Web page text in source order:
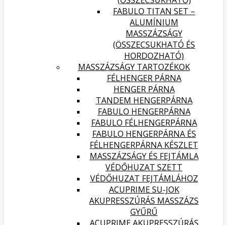
FABULO TITAN SET –
ALUMÍNIUM
MASSZÁZSÁGY
(ÖSSZECSUKHATÓ ÉS
HORDOZHATÓ)
MASSZÁZSÁGY TARTOZÉKOK
FÉLHENGER PÁRNA
HENGER PÁRNA
TANDEM HENGERPÁRNA
FABULO HENGERPÁRNA
FABULO FÉLHENGERPÁRNA
FABULO HENGERPÁRNA ÉS
FÉLHENGERPÁRNA KÉSZLET
MASSZÁZSÁGY ÉS FEJTÁMLA
VÉDŐHUZAT SZETT
VÉDŐHUZAT FEJTÁMLÁHOZ
ACUPRIME SU-JOK
AKUPRESSZÚRÁS MASSZÁZS
GYŰRŰ